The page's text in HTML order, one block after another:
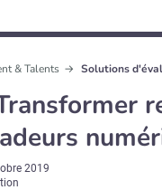
& Talents Solutions
2019